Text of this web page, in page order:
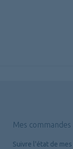
Mes commandes
Suivre l'état de